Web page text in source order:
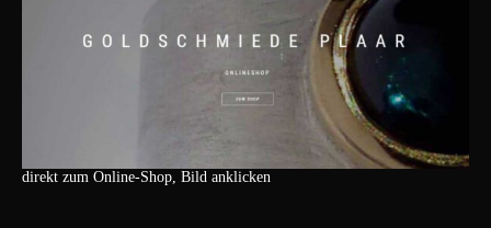
direkt zum Online-Shop, Bild anklicken